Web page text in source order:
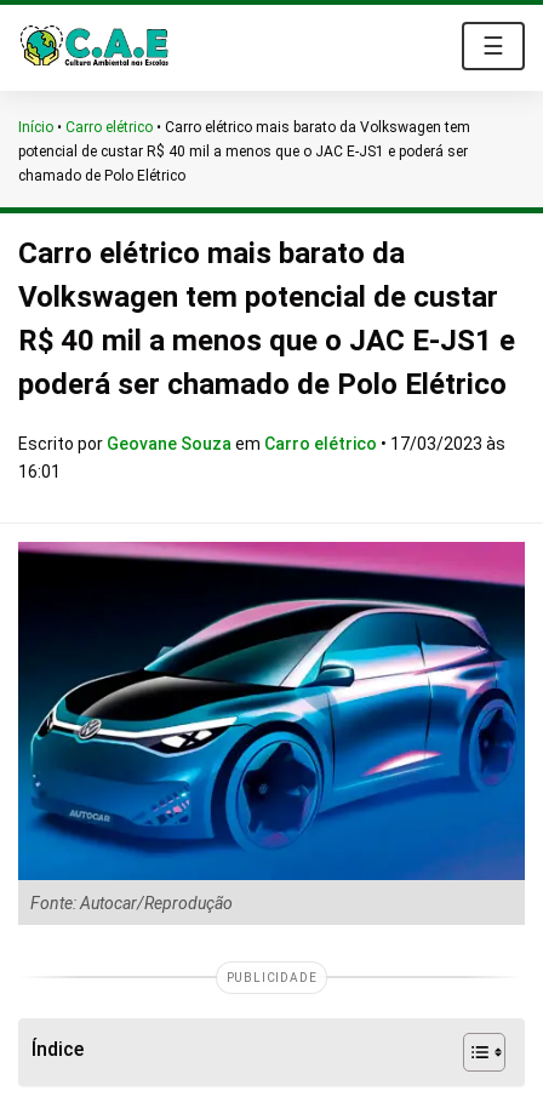
☰
Início • Carro elétrico • Carro elétrico mais barato da Volkswagen tem
potencial de custar R$ 40 mil a menos que o JAC E-JS1 e poderá ser
chamado de Polo Elétrico
Carro elétrico mais barato da
Volkswagen tem potencial de custar
R$ 40 mil a menos que o JAC E-JS1 e
poderá ser chamado de Polo Elétrico
Escrito por Geovane Souza em Carro elétrico • 17/03/2023 às
16:01
Fonte: Autocar/Reprodução
PUBLICIDADE
Índice